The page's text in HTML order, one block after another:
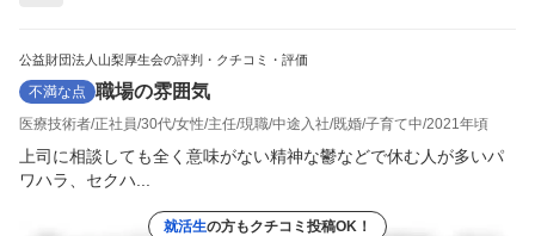
公益財団法人山梨厚生会の評判・クチコミ・評価
不満な点 職場の雰囲気
医療技術者 正社員 30代 女性 主任 現職 中途入社 既婚 子育て中 2021年頃
上司に相談しても全く意味がない精神な鬱などで休む人が多いパ
ワハラ、セクハ...
就活生の方もクチコミ投稿OK！